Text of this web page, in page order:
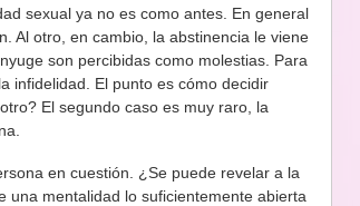
sexual ya no es como antes. En general
Al otro, en cambio, la abstinencia le viene
son percibidas como molestias. Para
infidelidad. El punto es cómo decidir
El segundo caso es muy raro, la
en cuestión. ¿Se puede revelar a la
una mentalidad lo suficientemente abierta